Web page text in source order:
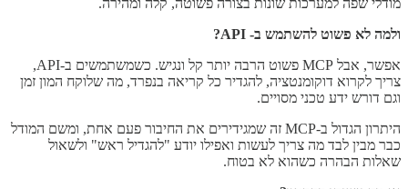
מודלי שפה למערכות שונות בצורה פשוטה, קלה ומהירה.
ולמה לא פשוט להשתמש ב- API?
אפשר, אבל MCP פשוט הרבה יותר קל ונגיש. כשמשתמשים ב-API,
צריך לקרוא דוקומנטציה, להגדיר כל קריאה בנפרד, מה שלוקח המון זמן
וגם דורש ידע טכני מסויים.
היתרון הגדול ב-MCP זה שמגידירים את החיבור פעם אחת, ומשם המודל
כבר מבין לבד מה צריך לעשות ואפילו יודע "להגדיל ראש" ולשאול
שאלות הבהרה כשהוא לא בטוח.